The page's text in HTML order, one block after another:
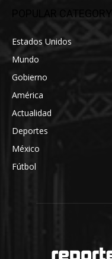
POPULAR CATEGORY
Estados Unidos
Mundo
Gobierno
América
Actualidad
Deportes
México
Fútbol